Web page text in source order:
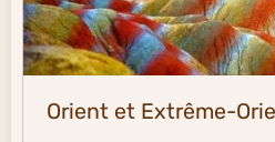
Orient et Extrême-